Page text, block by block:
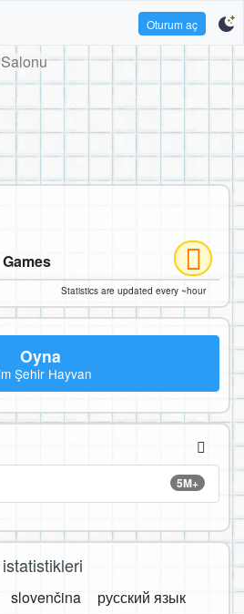
Oturum aç
Games
Statistics are updated every ~hour
Oyna
Şehir Hayvan
5M+
slovenčina
русский язык